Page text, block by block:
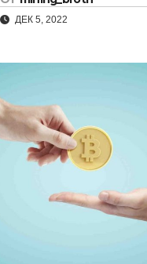
ДЕК 5, 2022